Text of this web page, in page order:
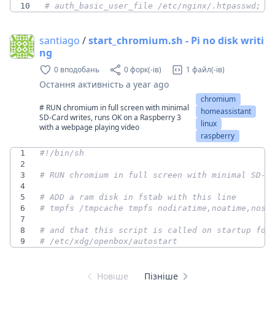
10
# auth_basic_user_file /etc/nginx/.htpasswd;
santiago /start_chromium.sh - Pi no disk writi
ng
0 вподобань 0 форк(-ів) 1 файл(-ів)
Остання активність a year ago
# RUN chromium in full screen with minimal
SD-Card writes, runs OK on a Raspberry 3
with a webpage playing video
chromium
homeassistant
linux
raspberry
1
2
3
# RUN chromium in full screen with minimal SD-
4
5
# ADD a ram disk in fstab with this line
6
# tmpfs /tmpcache tmpfs
7
8
# and that this script is called on startup for
9
# /etc/xdg/openbox/autostart
Новіше Пізніше